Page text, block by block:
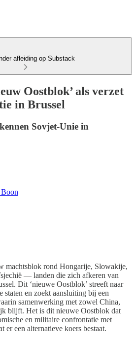
afleiding op Substack
Oostblok’ als verzet
in Brussel
Sovjet-Unie in
Boon
machtsblok rond Hongarije, Slowakije,
— landen die zich afkeren van
Dit ‘nieuwe Oostblok’ streeft naar
staten en zoekt aansluiting bij een
samenwerking met zowel China,
blijft. Het is dit nieuwe Oostblok dat
en militaire confrontatie met
er een alternatieve koers bestaat.